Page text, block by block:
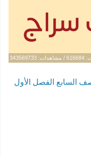
السابع الفصل الأول